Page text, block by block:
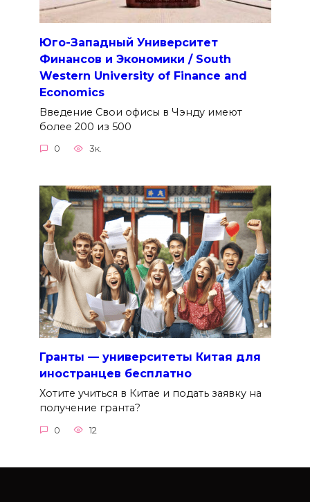
Юго-Западный Университет
Финансов и Экономики / South
Western University of Finance and
Economics
Введение Свои офисы в Чэнду имеют
более 200 из 500
0 3к.
Гранты — университеты Китая для
иностранцев бесплатно
Хотите учиться в Китае и подать заявку на
получение гранта?
0 12